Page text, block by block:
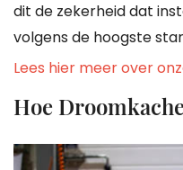
dit de zekerheid dat
volgens de hoogste
Lees hier meer over
Hoe